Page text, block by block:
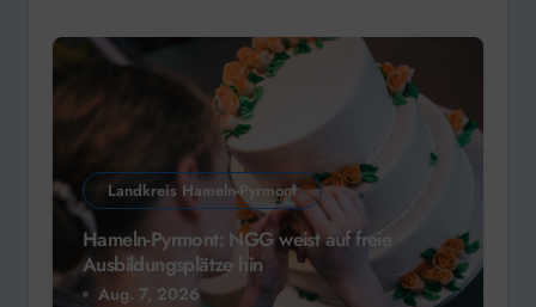
Landkreis Hameln-Pyrmont
Hameln-Pyrmont: NGG weist auf freie
Ausbildungsplätze hin
Aug. 7, 2026